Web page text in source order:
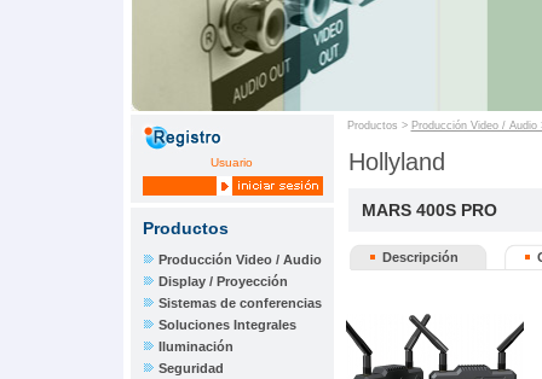
Usuario
Productos
Producción Video / Audio
Display / Proyección
Sistemas de conferencias
Soluciones Integrales
Iluminación
Seguridad
Productos > Producción Video / Audio
Hollyland
MARS 400S PRO
Descripción